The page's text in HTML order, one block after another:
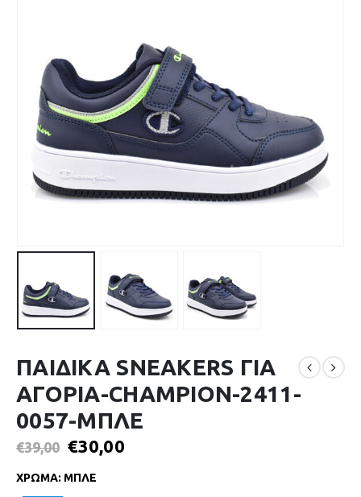
ΠΑΙΔΙΚΑ SNEAKERS ΓΙΑ
ΑΓΟΡΙΑ-CHAMPION-2411-
0057-ΜΠΛΕ
€39,00 €30,00
ΧΡΩΜΑ: ΜΠΛΕ